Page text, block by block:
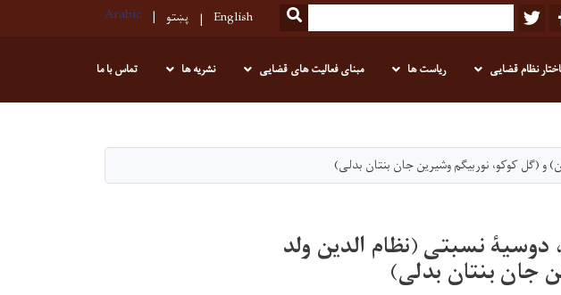
Facebook
Twitter
Search
SEARCH
English پښتو Arabic
نظام قضایی ریاست ها مبنای فعالیت های قضایی نشریه ها تماس با ما
(گل کوکو، نوربیگم وشیرین جان بنتان بدلی)
نسبتی (نظام الدین ولد
جان بنتان بدلی)